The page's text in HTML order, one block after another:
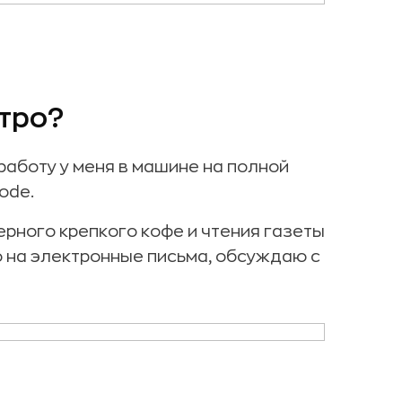
у меня в машине на полной
крепкого кофе и чтения газеты
на электронные письма, обсуждаю с